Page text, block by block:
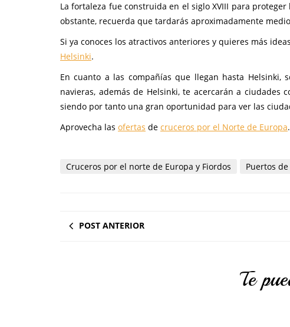
La fortaleza fue construida en el siglo XVIII para
obstante, recuerda que tardarás aproximadamente
Si ya conoces los atractivos anteriores y quieres más
Helsinki.
En cuanto a las compañías que llegan hasta
navieras, además de Helsinki, te acercarán a ciudades
siendo por tanto una gran oportunidad para ver las
Aprovecha las ofertas de cruceros por el Norte de Europa.
Cruceros por el norte de Europa y Fiordos Puertos
POST ANTERIOR
Te